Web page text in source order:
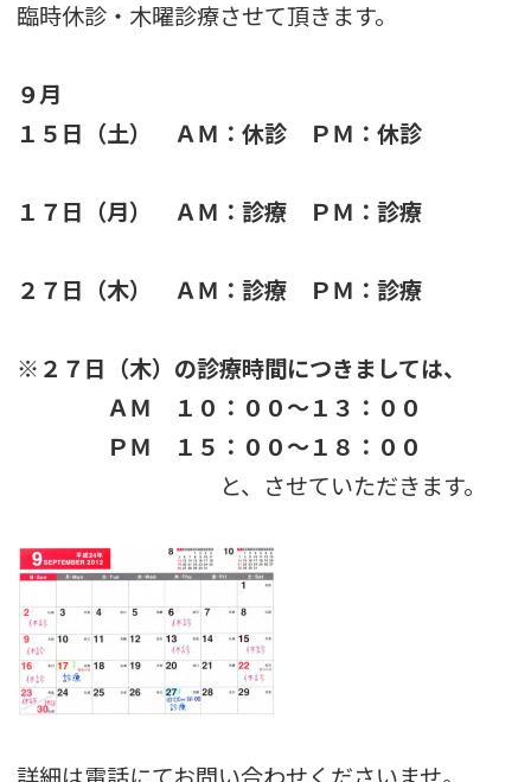
臨時休診・木曜診療させて頂きます。
９月
１５日（土） ＡＭ：休診 ＰＭ：休診
１７日（月） ＡＭ：診療 ＰＭ：診療
２７日（木） ＡＭ：診療 ＰＭ：診療
※２７日（木）の診療時間につきましては、
ＡＭ １０：００～１３：００
ＰＭ １５：００～１８：００
と、させていただきます。